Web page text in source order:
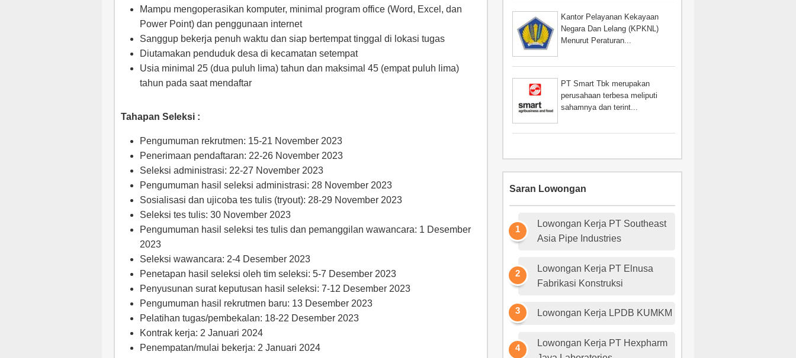
Mampu mengoperasikan komputer, minimal program office (Word, Excel, dan
Power Point) dan penggunaan internet
Sanggup bekerja penuh waktu dan siap bertempat tinggal di lokasi tugas
Diutamakan penduduk desa di kecamatan setempat
Usia minimal 25 (dua puluh lima) tahun dan maksimal 45 (empat puluh lima)
tahun pada saat mendaftar
Tahapan Seleksi :
Pengumuman rekrutmen: 15-21 November 2023
Penerimaan pendaftaran: 22-26 November 2023
Seleksi administrasi: 22-27 November 2023
Pengumuman hasil seleksi administrasi: 28 November 2023
Sosialisasi dan ujicoba tes tulis (tryout): 28-29 November 2023
Seleksi tes tulis: 30 November 2023
Pengumuman hasil seleksi tes tulis dan pemanggilan wawancara: 1 Desember
2023
Seleksi wawancara: 2-4 Desember 2023
Penetapan hasil seleksi oleh tim seleksi: 5-7 Desember 2023
Penyusunan surat keputusan hasil seleksi: 7-12 Desember 2023
Pengumuman hasil rekrutmen baru: 13 Desember 2023
Pelatihan tugas/pembekalan: 18-22 Desember 2023
Kontrak kerja: 2 Januari 2024
Penempatan/mulai bekerja: 2 Januari 2024
Kantor Pelayanan Kekayaan
Negara Dan Lelang (KPKNL)
Menurut Peraturan...
PT Smart Tbk merupakan
perusahaan terbesa meliputi
sahamnya dan terint...
Saran Lowongan
Lowongan Kerja PT Southeast
Asia Pipe Industries
Lowongan Kerja PT Elnusa
Fabrikasi Konstruksi
Lowongan Kerja LPDB KUMKM
Lowongan Kerja PT Hexpharm